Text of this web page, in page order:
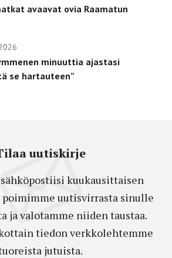
avaavat ovia Raamatun
minuuttia ajastasi
se hartauteen”
uutiskirje
sähköpostiisi kuukausittaisen
poimimme uutisvirrasta sinulle
ja valotamme niiden taustaa.
tiedon verkkolehtemme
jutuista.